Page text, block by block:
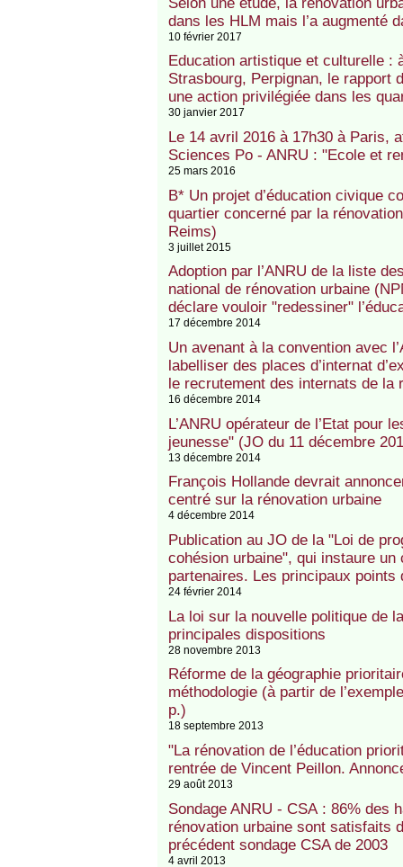
dans les HLM mais l’a augmenté
10 février 2017
Education artistique et culturelle :
Strasbourg, Perpignan, le rapport
une action privilégiée dans les
30 janvier 2017
Le 14 avril 2016 à 17h30 à Paris,
Sciences Po - ANRU : "Ecole et
25 mars 2016
B* Un projet d’éducation civique
quartier concerné par la
Reims)
3 juillet 2015
Adoption par l’ANRU de la liste
national de rénovation urbaine
déclare vouloir "redessiner"
17 décembre 2014
Un avenant à la convention avec
labelliser des places d’internat
le recrutement des internats de la
16 décembre 2014
L’ANRU opérateur de l’Etat pour
jeunesse" (JO du 11 décembre
13 décembre 2014
François Hollande devrait
centré sur la rénovation urbaine
4 décembre 2014
Publication au JO de la "Loi de
cohésion urbaine", qui instaure
partenaires. Les principaux points
24 février 2014
La loi sur la nouvelle politique de
principales dispositions
28 novembre 2013
Réforme de la géographie
méthodologie (à partir de
p.)
18 septembre 2013
"La rénovation de l’éducation
rentrée de Vincent Peillon.
29 août 2013
Sondage ANRU - CSA : 86% des
rénovation urbaine sont satisfaits
précédent sondage CSA de 2003
4 avril 2013